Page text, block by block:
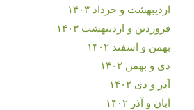
اردیبهشت و خرداد ۱۴۰۳
فروردین و اردیبهشت ۱۴۰۳
بهمن و اسفند ۱۴۰۲
دی و بهمن ۱۴۰۲
آذر و دی ۱۴۰۲
آبان و آذر ۱۴۰۲